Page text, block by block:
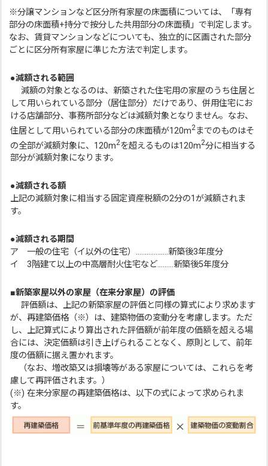
※分譲マンションなど区分所有家屋の床面積については、「専有
部分の床面積+持分で按分した共用部分の床面積」で判定します。
なお、賃貸マンションなどについても、独立的に区画された部分
ごとに区分所有家屋に準じた方法で判定します。
●減額される範囲
減額の対象となるのは、新築された住宅用の家屋のうち住居と
して用いられている部分（居住部分）だけであり、併用住宅にお
ける店舗部分、事務所部分などは減額対象となりません。なお、
住居として用いられている部分の床面積が120m2 までのものはそ
の全部が減額対象に、120m2 を超えるものは120m2分に相当する
部分が減額対象になります。
●減額される額
上記の減額対象に相当する固定資産税額の2分の1が減額されま
す。
●減額される期間
ア 一般の住宅（イ以外の住宅）………………新築後3年度分
イ 3階建て以上の中高層耐火住宅など………新築後5年度分
■新築家屋以外の家屋（在来分家屋）の評価
評価額は、上記の新築家屋の評価と同様の算式により求めます
が、再建築価格（※）は、建築物価の変動分を考慮します。ただ
し、上記算式により算出された評価額が前年度の価額を超える場
合には、決定価額は引き上げられることなく、原則として、前年
度の価額に据え置かれます。
（なお、増改築又は損壊等がある家屋については、これらを考
慮して再評価されます。）
(※) 在来分家屋の再建築価格は、以下の式によって求められま
す。